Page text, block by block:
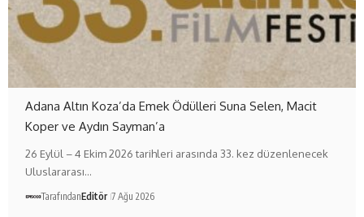
Adana Altın Koza’da Emek Ödülleri Suna Selen, Macit
Koper ve Aydın Sayman’a
26 Eylül – 4 Ekim 2026 tarihleri arasında 33. kez düzenlenecek
Uluslararası…
TarafındanEditör 7 Ağu 2026